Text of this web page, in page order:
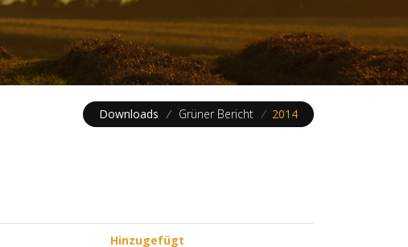
Downloads / Grüner Bericht / 2014
Hinzugefügt